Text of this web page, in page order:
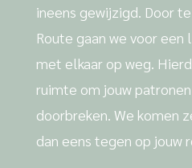
ineens gewijzigd. Door
Route gaan we voor
met elkaar op weg.
ruimte om jouw
doorbreken. We komen
dan eens tegen op jouw